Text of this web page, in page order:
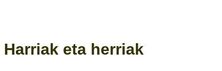
Harriak eta herriak